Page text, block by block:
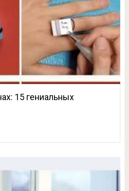
15 гениальных